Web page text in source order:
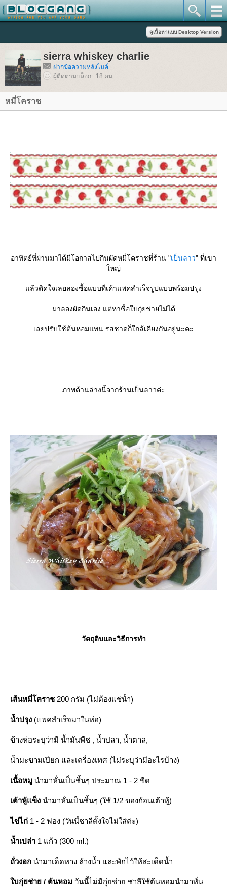
sierra whiskey charlie
ฝากข้อความหลังไมค์
ผู้ติดตามบล็อก : 18 คน
หมี่โคราช
อาทิตย์ที่ผ่านมาได้มีโอกาสไปกินผัดหมี่โคราชที่ร้าน "เป็นลาว" ที่เขา
หญ่
ล้วติดใจเลยลองซื้อแบบที่เค้าแพคสำเร็จรูปแบบพร้อมปรุง
มาลองผัดกินเอง แต่หาซื้อใบกุ่ยช่ายไม่ได้
เลยปรับใช้ต้นหอมแทน รสชาดก็ใกล้เคียงกันอยู่นะคะ
ภาพด้านล่างนี้จากร้านเป็นลาวค่ะ
วัตถุดิบและวิธีการทำ
เส้นหมี่โคราช200 กรัม (ไม่ต้องแช่น้ำ)
น้ำปรุง (แพคสำเร็จมาในห่อ)
ข้างห่อระบุว่ามี น้ำมันพืช , น้ำปลา, น้ำตาล,
น้ำมะขามเปียก และเครื่องเทศ (ไม่ระบุว่ามีอะไรบ้าง)
เนื้อหมู นำมาหั่นเป็นชิ้นๆ ประมาณ 1 - 2 ขีด
เต้าหู้แข็ง นำมาหั่นเป็นชิ้นๆ (ใช้ 1/2 ของก้อนเต้าหู้)
ไข่ไก่ 1 - 2 ฟอง (วันนี้ชาลีตั้งใจไม่ใส่ค่ะ)
น้ำเปล่า 1 แก้ว (300 ml.)
ถั่วงอก นำมาเด็ดหาง ล้างน้ำ และพักไว้ให้สะเด็ดน้ำ
บกุ่ยช่าย / ต้นหอม วันนี้ไม่มีกุ่ยช่าย ชาลีใช้ต้นหอมนำมาหั่น